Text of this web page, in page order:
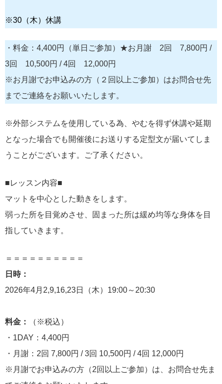
※30（木）休講
・料金：4,400円（単日ご参加）★お月謝 2回 7,800円 /
3回 10,500円 / 4回 12,000円
※お月謝でお申込みの方（２回以上ご参加）はお問合せ先
までご連絡をお願いいたします。
※外部システムを使用している為、やむを得ず休講や延期
となった場合でも開催後にお送りする定型文が届いてしま
うことがございます。ご了承ください。
■レッスン内容■
マットを中心とした動きをします。
弱った所を目覚めさせ、固まった所は緩め均等な身体を目
指していきます。
＝＝＝＝＝＝＝＝＝＝
日時：
2026年4月2,9,16,23日（木）19:00～20:30
料金：
（※税込）
・1DAY：4,400円
・月謝：2回 7,800円 / 3回 10,500円 / 4回 12,000円
※月謝でお申込みの方（2回以上ご参加）は、お問合せ先ま